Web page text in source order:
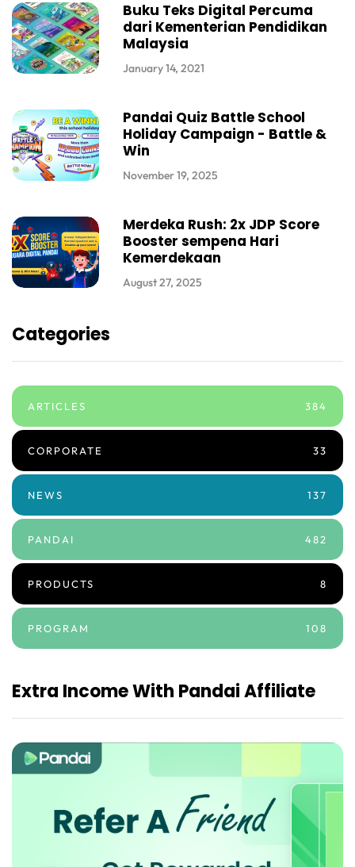
Buku Teks Digital Percuma
dari Kementerian Pendidikan
Malaysia
January 14, 2021
Pandai Quiz Battle School
Holiday Campaign - Battle &
Win
November 19, 2025
Merdeka Rush: 2x JDP Score
Booster sempena Hari
Kemerdekaan
August 27, 2025
Categories
ARTICLES 384
CORPORATE 33
NEWS 137
PANDAI 482
PRODUCTS 8
PROGRAM 108
Extra Income With Pandai Affiliate